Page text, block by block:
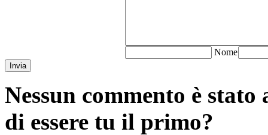
Nome
Invia
Nessun commento è
di essere tu il primo?